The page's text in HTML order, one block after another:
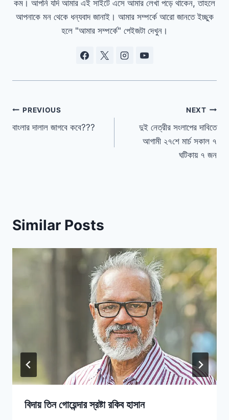
কম। আপনি যদি আমার এই সাইটে এসে আমার লেখা পড়ে থাকেন, তাহলে
আপনাকে মন থেকে ধন্যবাদ জানাই। আমার সম্পর্কে আরো জানতে ইচ্ছুক
হলে "আমার সম্পর্কে" পেইজটা দেখুন।
Post
navigation
PREVIOUS
বাংলার দালাল জাগবে কবে???
NEXT
দুই নেত্রীর সংলাপের দাবিতে
আগামী ২৭শে মার্চ সকাল ৭
ঘটিকায় ৭ জন
Similar Posts
বিদায় তিন গোয়েন্দার স্রষ্টা রকিব হাসান